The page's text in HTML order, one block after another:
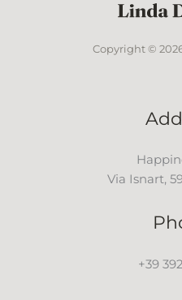
Copyright ©
Via Isnart,
+39